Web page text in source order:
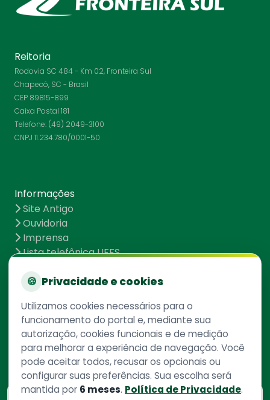
Reitoria
Rodovia SC 484 - Km 02, Fronteira Sul
Chapecó, SC - Brasil
CEP 89815-899
Caixa Postal 181
Telefone: (49) 2049-3100
CNPJ 11.234.780/0001-50
Informações
Site Antigo
Ouvidoria
Imprensa
Lista telefônica UFFS
UFFS contra o Aedes
Mapa do site
Redes Sociais
🍪 Privacidade e cookies
Utilizamos cookies necessários para o
funcionamento do portal e, mediante sua
autorização, cookies funcionais e de medição
para melhorar a experiência de navegação. Você
pode aceitar todos, recusar os opcionais ou
configurar suas preferências. Sua escolha será
mantida por 6 meses. Política de Privacidade.